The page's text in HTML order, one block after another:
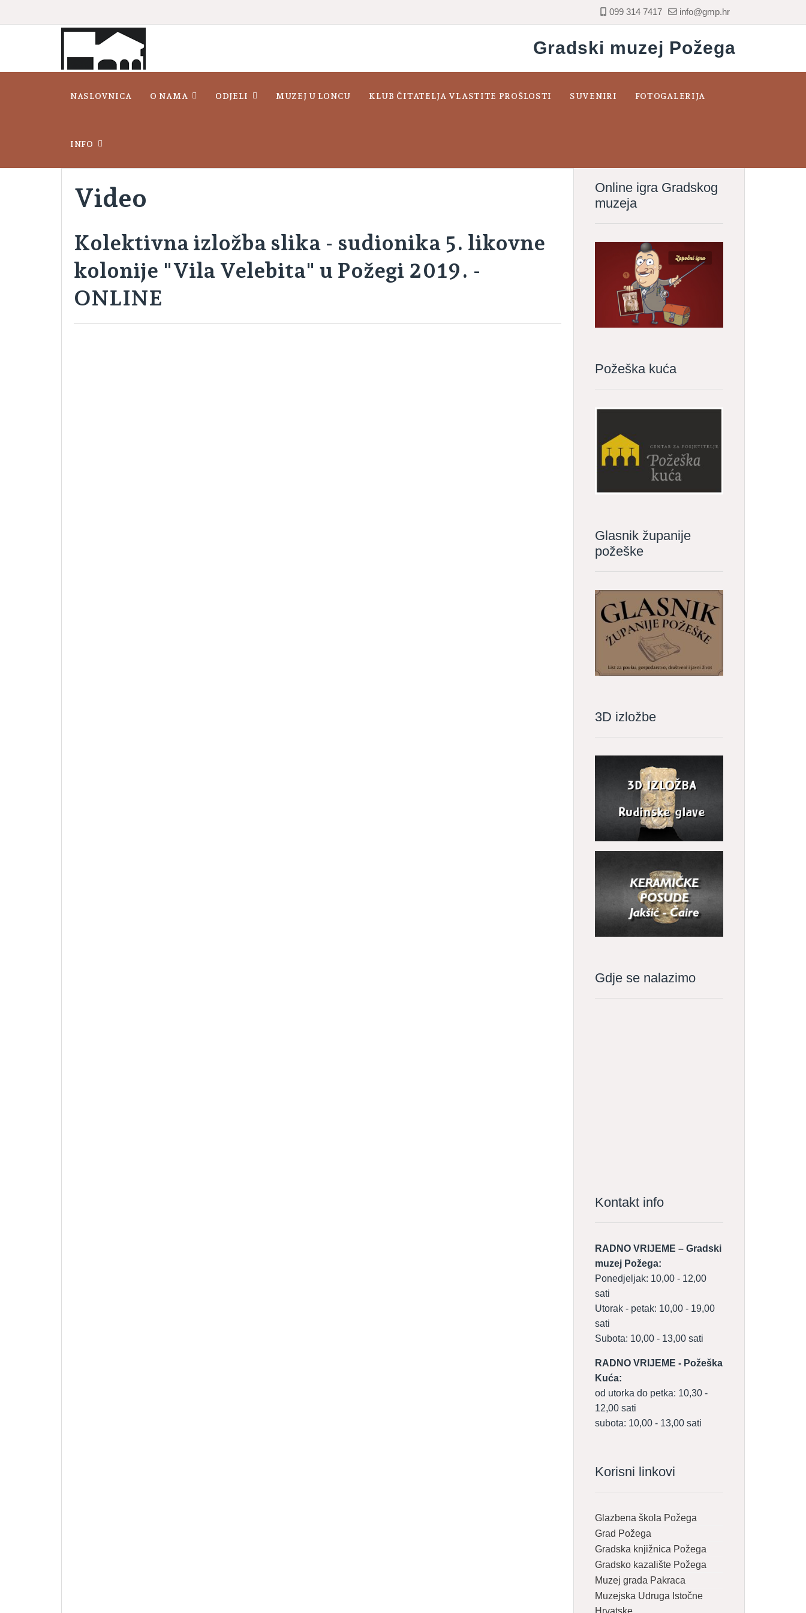
099 314 7417 info@gmp.hr
Gradski muzej Požega
NASLOVNICA O NAMA ODJELI MUZEJ U LONCU KLUB ČITATELJA VLASTITE PROŠLOSTI SUVENIRI FOTOGALERIJA
INFO
Video
Kolektivna izložba slika - sudionika 5. likovne
kolonije "Vila Velebita" u Požegi 2019. -
ONLINE
Online igra Gradskog
muzeja
Požeška kuća
Glasnik županije
požeške
3D izložbe
Gdje se nalazimo
Kontakt info
RADNO VRIJEME – Gradski
muzej Požega:
Ponedjeljak: 10,00 - 12,00
sati
Utorak - petak: 10,00 - 19,00
sati
Subota: 10,00 - 13,00 sati
RADNO VRIJEME - Požeška
Kuća:
od utorka do petka: 10,30 -
12,00 sati
subota: 10,00 - 13,00 sati
Korisni linkovi
Glazbena škola Požega
Grad Požega
Gradska knjižnica Požega
Gradsko kazalište Požega
Muzej grada Pakraca
Muzejska Udruga Istočne
Hrvatske